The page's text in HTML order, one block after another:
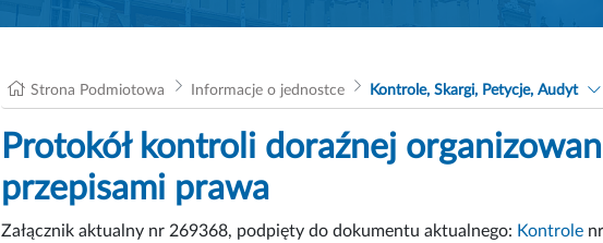
Strona Podmiotowa Informacje o jednostce Kontrole, Skargi, Petycje, Audyt
Protokół kontroli doraźnej
przepisami prawa
Załącznik aktualny nr 269368, podpięty do dokumentu aktualnego: Kontrole